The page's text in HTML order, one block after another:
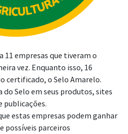
11 empresas que tiveram o
vez. Enquanto isso, 16
certificado, o Selo Amarelo.
do Selo em seus produtos, sites
publicações.
estas empresas podem ganhar
possíveis parceiros